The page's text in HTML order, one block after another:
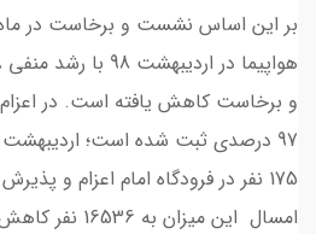
و برخاست کاهش یافته است. در
175 نفر در فرودگاه امام اعزام و
امسال این میزان به 16536 نفر کاهش یافته است.